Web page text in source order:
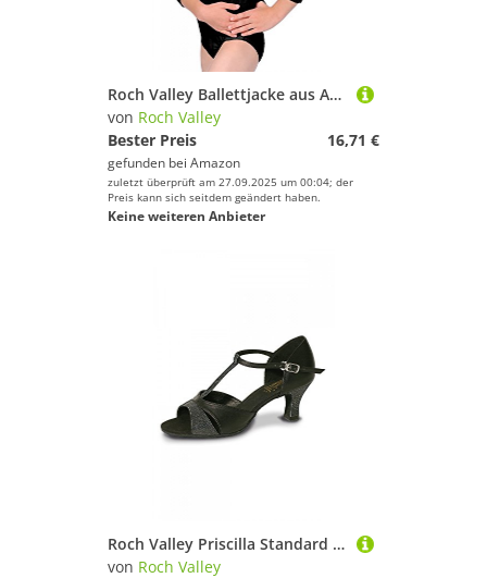
Roch Valley Ballettjacke aus Acryl, Schwarz, 146-152cm
von Roch Valley
Bester Preis
16,71 €
gefunden bei Amazon
zuletzt überprüft am 27.09.2025 um 00:04; der
Preis kann sich seitdem geändert haben.
Keine weiteren Anbieter
Roch Valley Priscilla Standard Latein Tanzschuhe für Damen Schwarz 7L (41)
von Roch Valley